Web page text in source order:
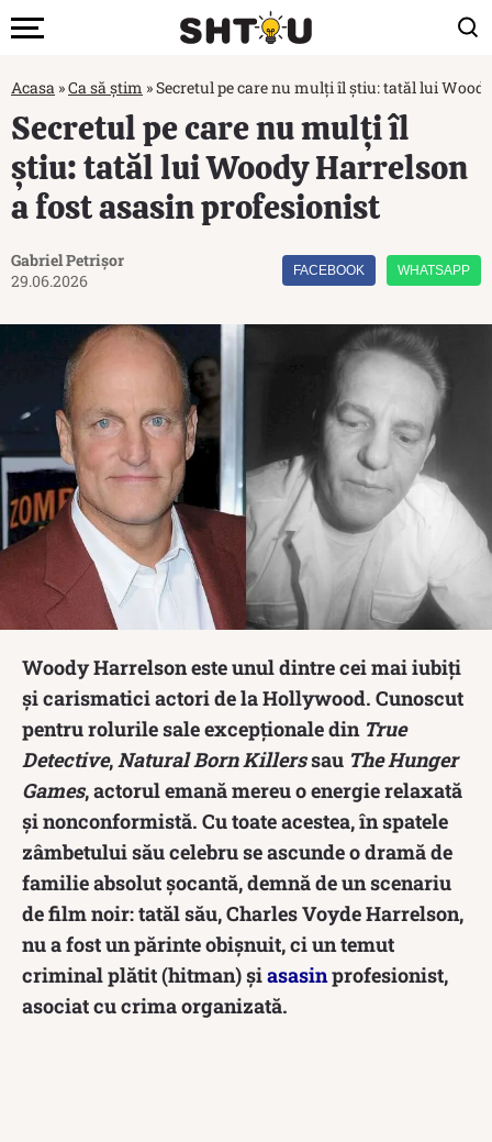
Acasa »Ca să știm »Secretul pe care nu mulți îl știu: tatăl lui
Secretul pe care nu mulți îl
știu: tatăl lui Woody Harrelson
a fost asasin profesionist
Gabriel Petrișor
29.06.2026
FACEBOOK WHATSAPP
Woody Harrelson este unul dintre cei mai iubiți
și carismatici actori de la Hollywood. Cunoscut
pentru rolurile sale excepționale din True
Detective, Natural Born Killerssau The Hunger
Games, actorul emană mereu o energie relaxată
și nonconformistă. Cu toate acestea, în spatele
zâmbetului său celebru se ascunde o dramă de
familie absolut șocantă, demnă de un scenariu
de film noir: tatăl său, Charles Voyde Harrelson,
nu a fost un părinte obișnuit, ci un temut
criminal plătit (hitman) șiasasinprofesionist,
asociat cu crima organizată.